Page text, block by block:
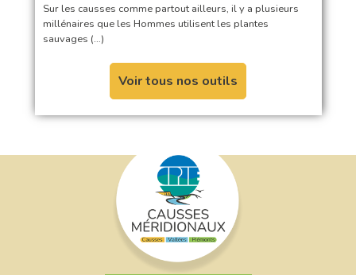
Sur les causses comme partout ailleurs, il y a plusieurs
millénaires que les Hommes utilisent les plantes
sauvages (…)
Voir tous nos outils